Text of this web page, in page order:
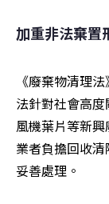
加重非法棄置
《廢棄物清理
法針對社會高
風機葉片等新
業者負擔回收
妥善處理。